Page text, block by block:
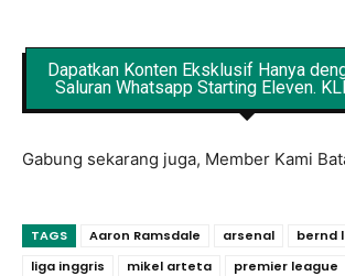
Dapatkan Konten Eksklusif Hanya
Saluran Whatsapp Starting Eleven.
Gabung sekarang juga, Member Kami
TAGS Aaron Ramsdale arsenal
bernd
liga inggris
mikel arteta
premier league